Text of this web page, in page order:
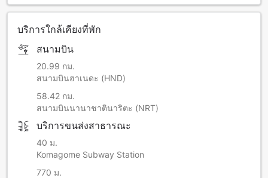
บริการใกล้เคียงที่พัก
สนามบิน
20.99 กม.
สนามบินฮาเนดะ (HND)
58.42 กม.
สนามบินนานาชาตินาริตะ (NRT)
บริการขนส่งสาธารณะ
40 ม.
Komagome Subway Station
770 ม.